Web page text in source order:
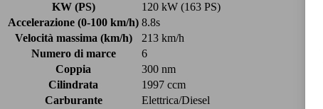
KW (PS)
120 kW (163 PS)
Accelerazione (0-100 km/h) 8.8s
Velocità massima (km/h)
213 km/h
Numero di marce
6
Coppia
300 nm
Cilindrata
1997 ccm
Carburante
Elettrica/Diesel